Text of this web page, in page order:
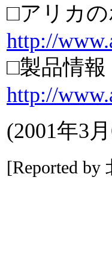
□アリカ
http://
□製品情報
http://
(2001年3
[Reported by